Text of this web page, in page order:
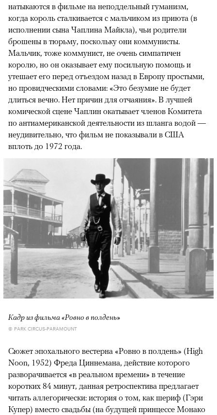
натыкаются в фильме на неподдельный гуманизм,
когда король сталкивается с мальчиком из приюта (в
исполнении сына Чаплина Майкла), чьи родители
брошены в тюрьму, поскольку они коммунисты.
Мальчик, тоже коммунист, не очень симпатичен
королю, но он оказывает ему посильную помощь и
утешает его перед отъездом назад в Европу простыми,
но провидческими словами: «Это безумие не будет
длиться вечно. Нет причин для отчаяния». В лучшей
комической сцене Чаплин окатывает членов Комитета
по антиамериканской деятельности из шланга водой —
неудивительно, что фильм не показывали в США
вплоть до 1972 года.
Кадр из фильма «Ровно в полдень»
© PARK CIRCUS-PARAMOUNT
Сюжет эпохального вестерна «Ровно в полдень» (High
Noon, 1952) Фреда Циннемана, действие которого
разворачивается «в реальном времени» в течение
коротких 84 минут, данная ретроспектива предлагает
читать аллегорически: история о том, как шериф (Гэри
Купер) вместо свадьбы (на будущей принцессе Монако